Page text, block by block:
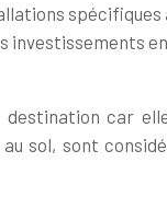
investissements
destination car
sol, sont